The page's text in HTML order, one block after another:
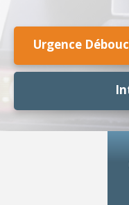
Urgence